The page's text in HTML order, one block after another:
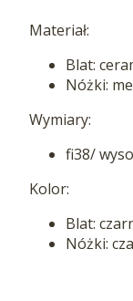
Materiał:
Blat:
Nóżki:
Wymiary:
fi38/
Kolor:
Blat:
Nóżki: